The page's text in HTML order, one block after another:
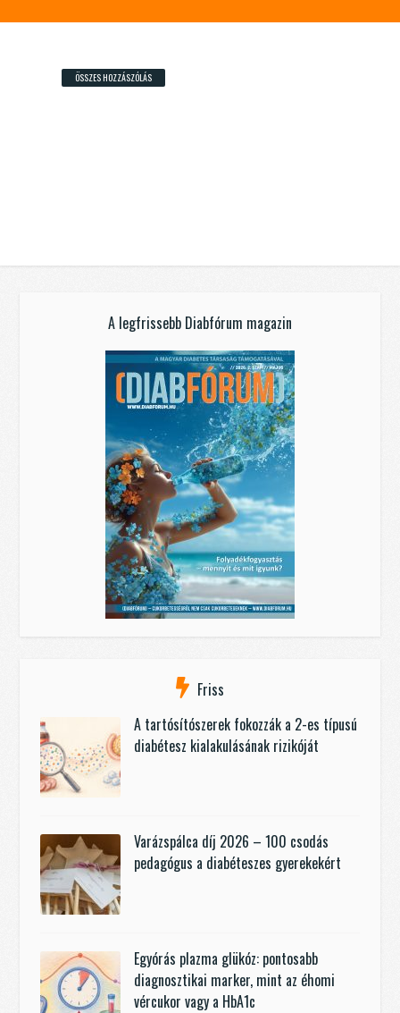
ÖSSZES HOZZÁSZÓLÁS
A legfrissebb Diabfórum magazin
Friss
A tartósítószerek fokozzák a 2-es típusú
diabétesz kialakulásának rizikóját
Varázspálca díj 2026 – 100 csodás
pedagógus a diabéteszes gyerekekért
Egyórás plazma glükóz: pontosabb
diagnosztikai marker, mint az éhomi
vércukor vagy a HbA1c